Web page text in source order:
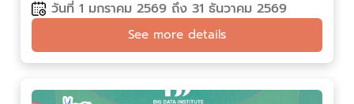
วันที่ 1 มกราคม 2569 ถึง 31 ธันวาคม 2569
See more details